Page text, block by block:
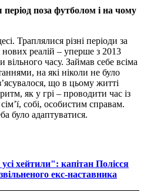
поза футболом і на чому
Траплялися різні періоди за
реалій – уперше з 2013
вільного часу. Займав себе всіма
на які ніколи не було
що в цьому житті
як у грі – проводити час із
собі, особистим справам.
було адаптуватися.
хейтили": капітан Полісся
екс-наставника